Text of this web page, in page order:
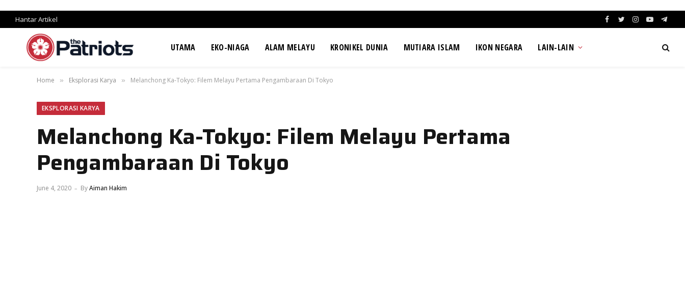
Hantar Artikel Facebook
TwitterInstagram
YouTube
UTAMA EKO-NIAGA ALAM MELAYU KRONIKEL DUNIA MUTIARA ISLAM IKON NEGARA LAIN-LAIN
Home » Eksplorasi Karya » Melanchong Ka-Tokyo: Filem Melayu Pertama Pengambaraan Di Tokyo
EKSPLORASI KARYA
Melanchong Ka-Tokyo: Filem Melayu Pertama
Pengambaraan Di Tokyo
June 4, 2020 ByAiman Hakim